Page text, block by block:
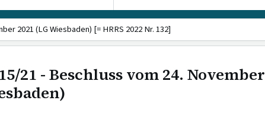
2021 (LG Wiesbaden) [= HRRS 2022 Nr. 132]
21 - Beschluss vom 24. November